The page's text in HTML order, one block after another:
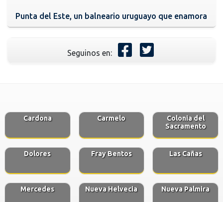
Punta del Este, un balneario uruguayo que enamora
Seguinos en:
Cardona Carmelo
Colonia del
Sacramento
Dolores Fray Bentos Las Cañas
Mercedes Nueva Helvecia Nueva Palmira